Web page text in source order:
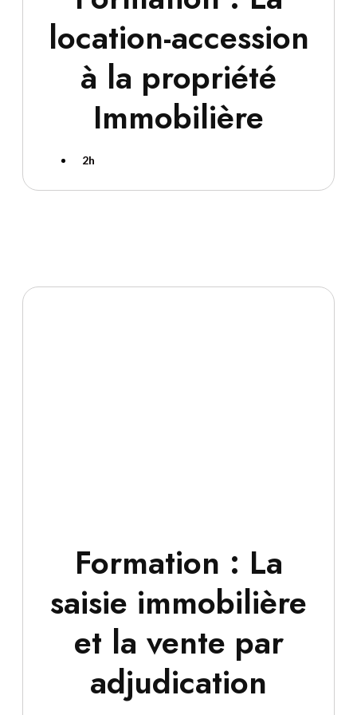
location-accession
à la propriété
Immobilière
2h
Formation : La
saisie immobilière
et la vente par
adjudication